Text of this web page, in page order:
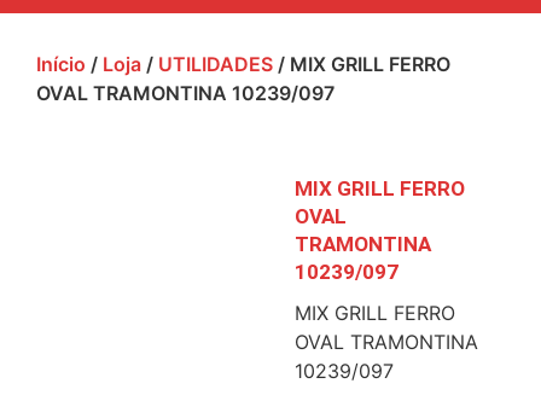
Início / Loja / UTILIDADES / MIX GRILL FERRO
OVAL TRAMONTINA 10239/097
MIX GRILL FERRO
OVAL
TRAMONTINA
10239/097
MIX GRILL FERRO
OVAL TRAMONTINA
10239/097